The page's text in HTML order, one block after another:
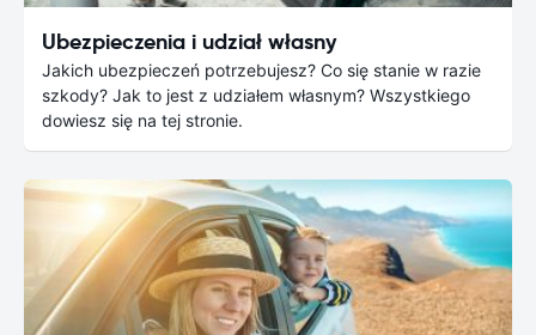
Ubezpieczenia i udział własny
Jakich ubezpieczeń potrzebujesz? Co się stanie w razie
szkody? Jak to jest z udziałem własnym? Wszystkiego
dowiesz się na tej stronie.